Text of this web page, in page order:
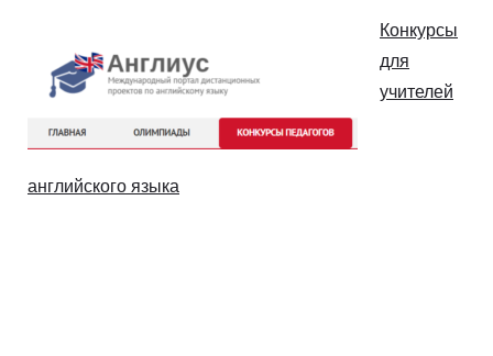
Конкурсы
для
учителей
английского языка